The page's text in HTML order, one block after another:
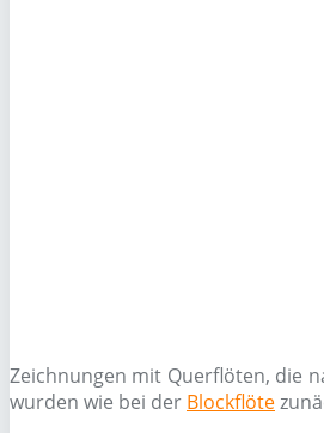
Zeichnungen mit Querflöten, die
wurden wie bei der Blockflöte